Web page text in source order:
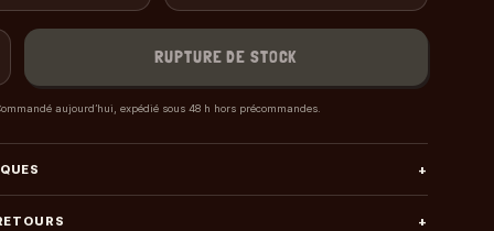
RUPTURE DE STOCK
aujourd’hui, expédié sous 48 h hors précommandes.
+
+